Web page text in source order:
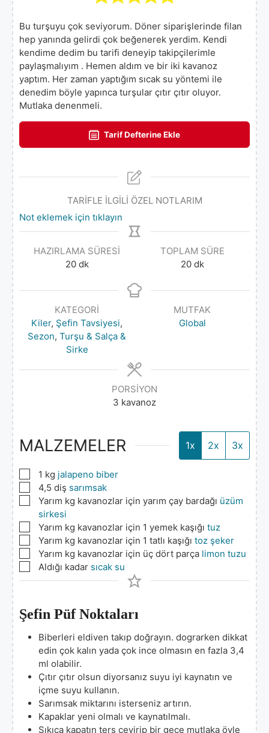
Bu turşuyu çok seviyorum. Döner siparişlerinde filan
hep yanında gelirdi çok beğenerek yerdim. Kendi
kendime dedim bu tarifi deneyip takipçilerimle
paylaşmalıyım . Hemen aldım ve bir iki kavanoz
yaptım. Her zaman yaptığım sıcak su yöntemi ile
denedim böyle yapınca turşular çıtır çıtır oluyor.
Mutlaka denenmeli.
Tarif Defterine Ekle
TARİFLE İLGİLİ ÖZEL NOTLARIM
Not eklemek için tıklayın
HAZIRLAMA SÜRESI
20 dk
TOPLAM SÜRE
20 dk
KATEGORI
Kiler, Şefin Tavsiyesi,
Sezon, Turşu & Salça &
Sirke
MUTFAK
Global
PORSIYON
3 kavanoz
MALZEMELER 1x 2x 3x
▢1 kg jalapeno biber
▢
4,5 diş sarımsak
▢
Yarım kg kavanozlar için yarım çay bardağı üzüm
sirkesi
▢
Yarım kg kavanozlar için 1 yemek kaşığı tuz
▢
Yarım kg kavanozlar için 1 tatlı kaşığı toz şeker
▢
Yarım kg kavanozlar için üç dört parça limon tuzu
▢
Aldığı kadar sıcak su
Şefin Püf Noktaları
Biberleri eldiven takıp doğrayın. dograrken dikkat
edin çok kalın yada çok ince olmasın en fazla 3,4
ml olabilir.
Çıtır çıtır olsun diyorsanız suyu iyi kaynatın ve
içme suyu kullanın.
Sarımsak miktarını isterseniz artırın.
Kapaklar yeni olmalı ve kaynatılmalı.
Sıkıca kapatın ters çevirip bir gece mutlaka öyle